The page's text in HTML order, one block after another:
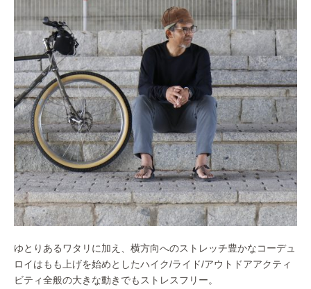
ゆとりあるワタリに加え、横方向へのストレッチ豊かなコーデュ
ロイはもも上げを始めとしたハイク/ライド/アウトドアアクティ
ビティ全般の大きな動きでもストレスフリー。